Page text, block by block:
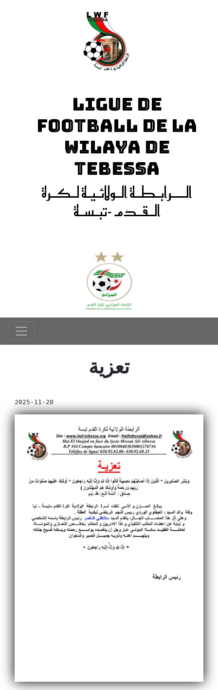
LIGUE DE
FOOTBALL DE LA
WILAYA DE
TEBESSA
الـــرابـطـة الـولائـيـة لـكـرة
الـقـدم -تبـسـة
تعزية
2025-11-20